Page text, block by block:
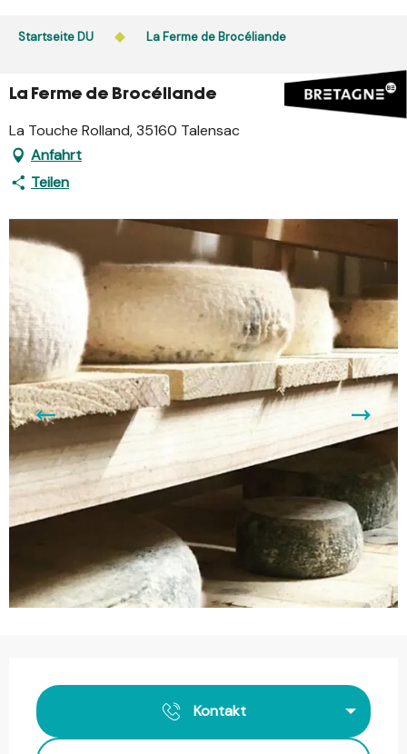
Startseite DU La Ferme de Brocéliande
La Ferme de Brocéliande
La Touche Rolland, 35160 Talensac
Anfahrt
Teilen
Kontakt